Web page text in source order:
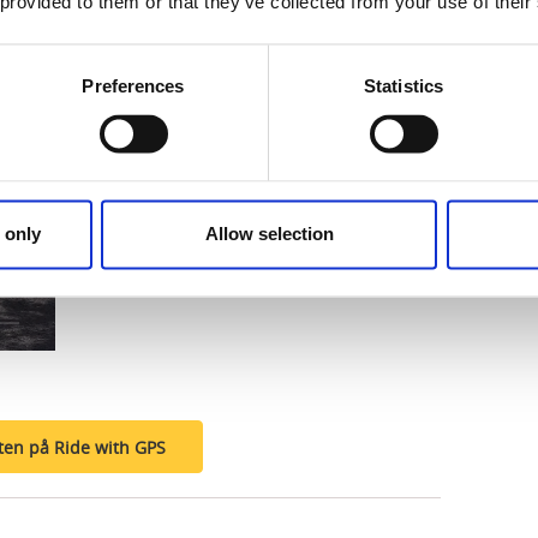
Preferences Statistics
only Allow selection
på Ride with GPS